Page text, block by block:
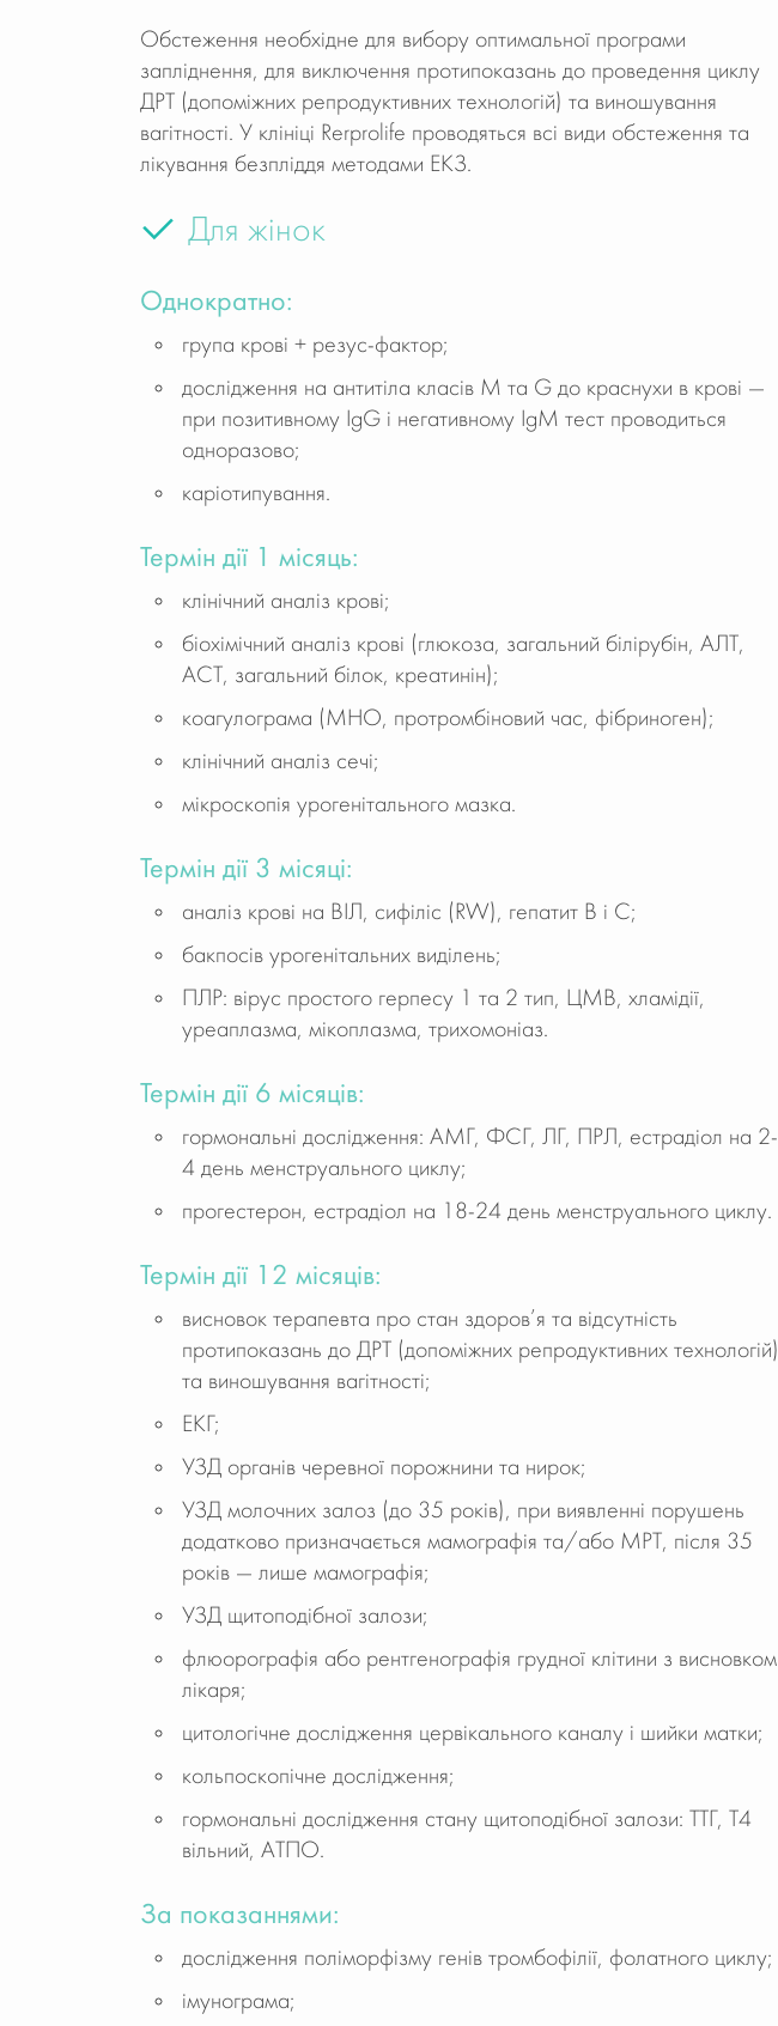
Обстеження необхідне для вибору оптимальної програми
запліднення, для виключення протипоказань до проведення циклу
ДРТ (допоміжних репродуктивних технологій) та виношування
вагітності. У клініці Rerprolife проводяться всі види обстеження та
лікування безпліддя методами ЕКЗ.
Для жінок
Однократно:
група крові + резус-фактор;
дослідження на антитіла класів M та G до краснухи в крові —
при позитивному IgG і негативному IgM тест проводиться
одноразово;
каріотипування.
Термін дії 1 місяць:
клінічний аналіз крові;
біохімічний аналіз крові (глюкоза, загальний білірубін, АЛТ,
АСТ, загальний білок, креатинін);
коагулограма (МНО, протромбіновий час, фібриноген);
клінічний аналіз сечі;
мікроскопія урогенітального мазка.
Термін дії 3 місяці:
аналіз крові на ВІЛ, сифіліс (RW), гепатит B і C;
бакпосів урогенітальних виділень;
ПЛР: вірус простого герпесу 1 та 2 тип, ЦМВ, хламідії,
уреаплазма, мікоплазма, трихомоніаз.
Термін дії 6 місяців:
гормональні дослідження: АМГ, ФСГ, ЛГ, ПРЛ, естрадіол на 2-
4 день менструального циклу;
прогестерон, естрадіол на 18-24 день менструального циклу.
Термін дії 12 місяців:
висновок терапевта про стан здоров’я та відсутність
протипоказань до ДРТ (допоміжних репродуктивних технологій)
та виношування вагітності;
ЕКГ;
УЗД органів черевної порожнини та нирок;
УЗД молочних залоз (до 35 років), при виявленні порушень
додатково призначається мамографія та/або МРТ, після 35
років — лише мамографія;
УЗД щитоподібної залози;
флюорографія або рентгенографія грудної клітини з висновком
лікаря;
цитологічне дослідження цервікального каналу і шийки матки;
кольпоскопічне дослідження;
гормональні дослідження стану щитоподібної залози: ТТГ, Т4
вільний, АТПО.
За показаннями:
дослідження поліморфізму генів тромбофілії, фолатного циклу;
імунограма;